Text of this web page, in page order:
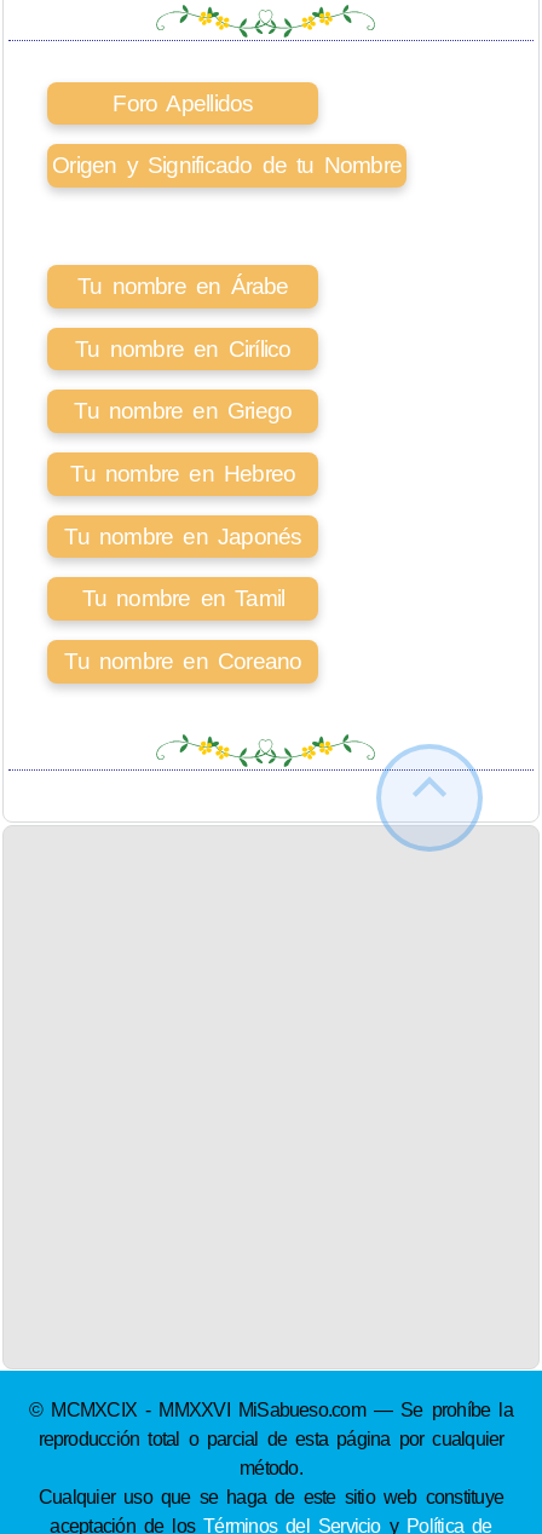
Foro Apellidos
Origen y Significado de tu Nombre
Tu nombre en Árabe
Tu nombre en Cirílico
Tu nombre en Griego
Tu nombre en Hebreo
Tu nombre en Japonés
Tu nombre en Tamil
Tu nombre en Coreano
© MCMXCIX - MMXXVI MiSabueso.com — Se prohíbe la
reproducción total o parcial de esta página por cualquier
método.
Cualquier uso que se haga de este sitio web constituye
aceptación de losTérminos del Servicioy Política de